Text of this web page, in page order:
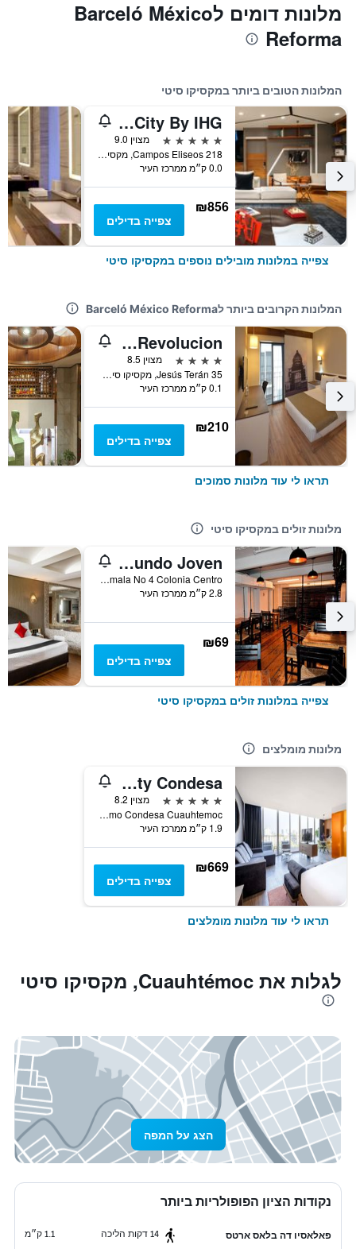
מלונות דומים לBarceló México
Reforma
המלונות הטובים ביותר במקסיקו סיטי
Intercontinental Hotels Presidente Mexico City By IHG
5 כוכבים
מצוין 9.0
Campos Eliseos 218, מקסיקו סיטי, מקסיקו סיטי, מקסיקו
0.0 ק״מ ממרכז העיר
₪856
צפייה בדילים
צפייה במלונות מובילים נוספים במקסיקו סיטי
המלונות הקרובים ביותר לBarceló México Reforma
Plaza Revolucion
4 כוכבים
מצוין 8.5
Jesús Terán 35, מקסיקו סיטי, מקסיקו סיטי, מקסיקו
0.1 ק״מ ממרכז העיר
₪210
צפייה בדילים
תראו לי עוד מלונות סמוכים
מלונות זולים במקסיקו סיטי
Hostel Mundo Joven
República de Guatemala No 4 Colonia Centro, מקסיקו סיטי, מקסיקו סיטי, מקסיקו
2.8 ק״מ ממרכז העיר
₪69
צפייה בדילים
צפייה במלונות זולים במקסיקו סיטי
מלונות מומלצים
Mondrian Mexico City Condesa
5 כוכבים
מצוין 8.2
Aguascalientes 158 Hipodromo Condesa Cuauhtemoc, מקסיקו סיטי, מקסיקו סיטי, מקסיקו
1.9 ק״מ ממרכז העיר
₪669
צפייה בדילים
תראו לי עוד מלונות מומלצים
לגלות את Cuauhtémoc, מקסיקו סיטי
הצג על המפה
נקודות הציון הפופולריות ביותר
פאלאסיו דה בלאס ארטס 14 דקות הליכה 1.1 ק״מ